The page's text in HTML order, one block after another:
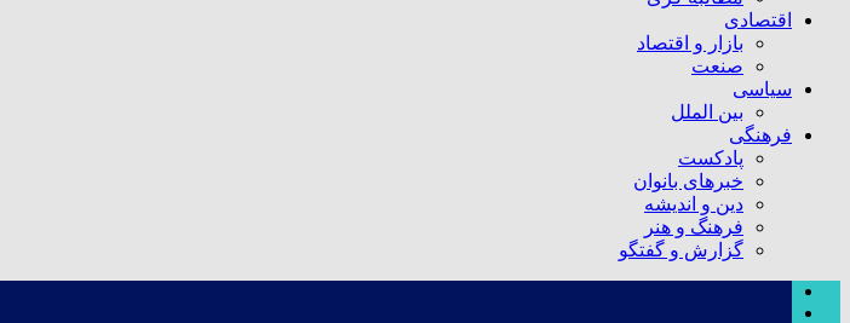
اقتصادی
بازار و اقتصاد
صنعت
سیاسی
بین الملل
فرهنگی
پادکست
خبرهای بانوان
دین و اندیشه
فرهنگ و هنر
گزارش و گفتگو